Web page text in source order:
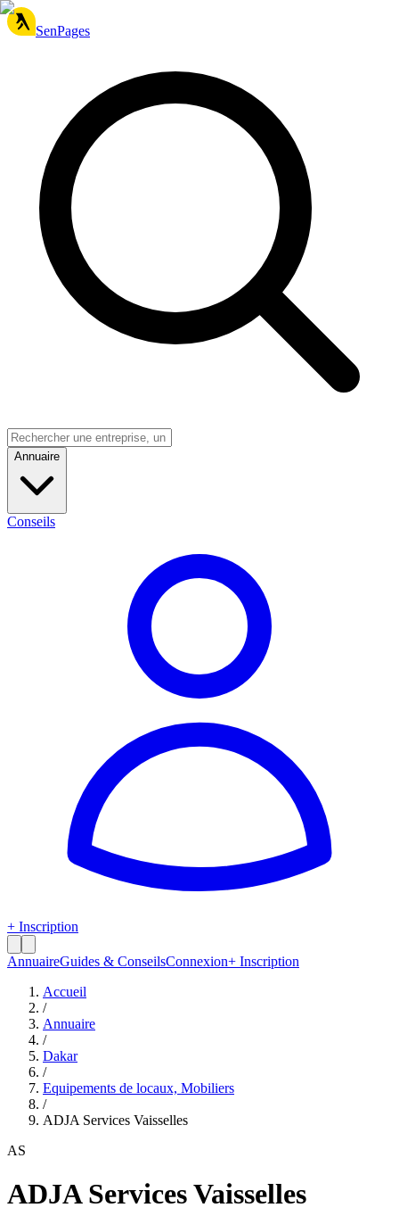
SenPages
Annuaire
Conseils
+ Inscription
AnnuaireGuides & ConseilsConnexion+ Inscription
Accueil
/
Annuaire
/
Dakar
/
Equipements de locaux, Mobiliers
/
ADJA Services Vaisselles
AS
ADJA Services Vaisselles